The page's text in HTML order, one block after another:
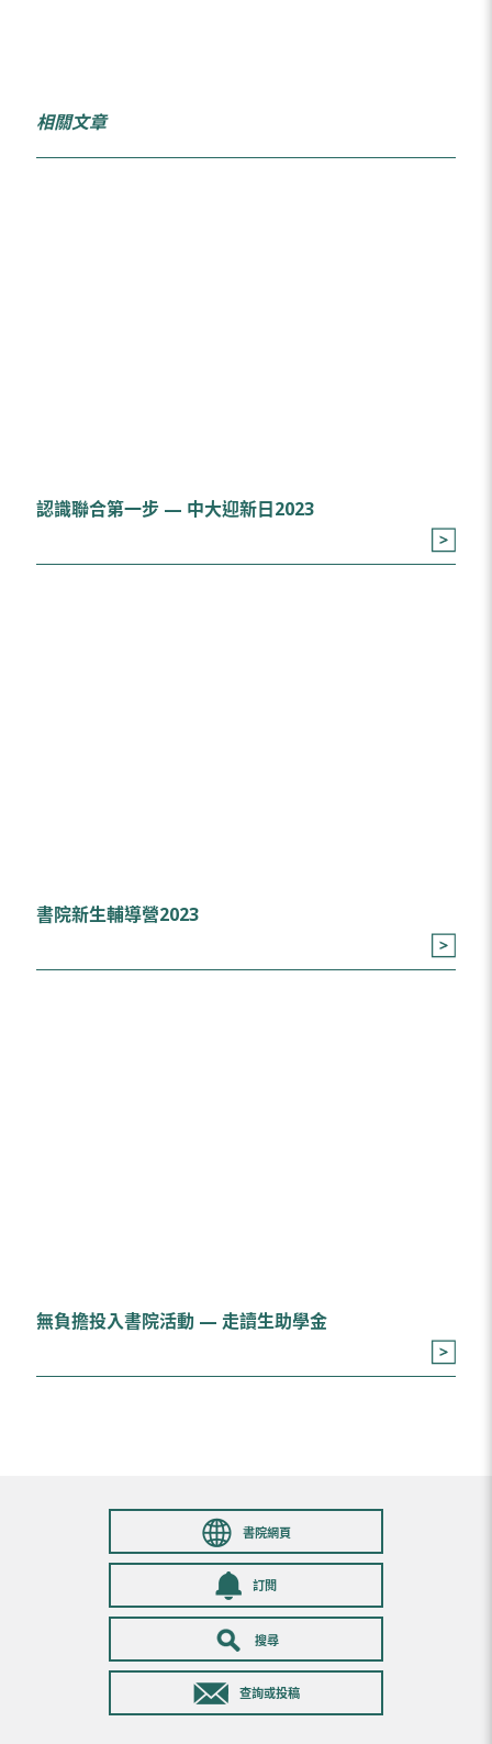
相關文章
認識聯合第一步 — 中大迎新日2023
書院新生輔導營2023
無負擔投入書院活動 — 走讀生助學金
書院網頁
訂閱
搜尋
查詢或投稿